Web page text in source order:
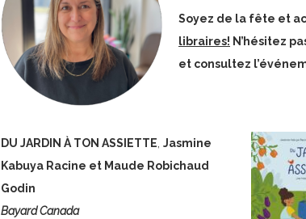
Soyez de la fête et
libraires! N’hésitez
et consultez
DU JARDIN À TON ASSIETTE Jasmine
Kabuya Racine et Maude Robichaud
Godin
Bayard Canada